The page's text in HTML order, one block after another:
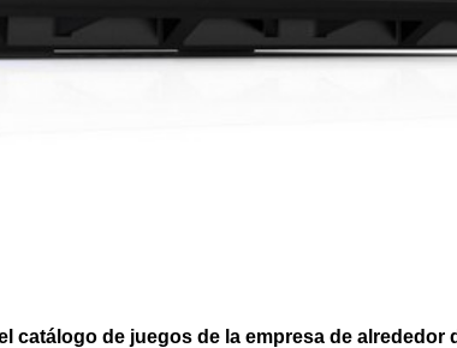
catálogo de juegos de la empresa de alrededor